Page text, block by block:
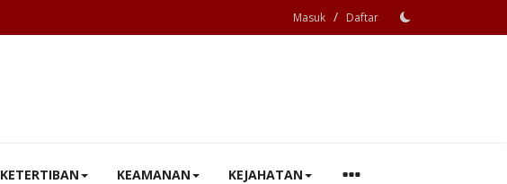
Masuk / Daftar
KETERTIBAN KEAMANAN KEJAHATAN